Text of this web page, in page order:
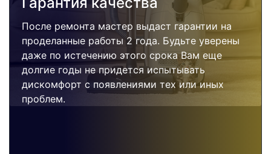
После ремонта мастер выдаст гарантии на
проделанные работы 2 года. Будьте уверены
даже по истечению этого срока Вам еще
долгие годы не придется испытывать
дискомфорт с появлениями тех или иных
проблем.